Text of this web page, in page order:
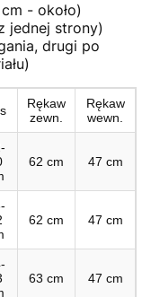
- około)
jednej strony)
drugi po
Rękaw
zewn.
Rękaw
wewn.
62 cm 47 cm
62 cm 47 cm
63 cm 47 cm